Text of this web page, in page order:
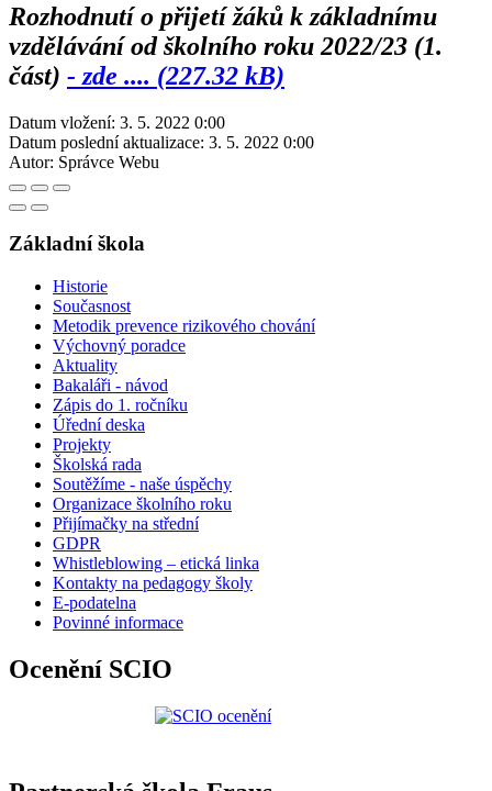
Rozhodnutí o přijetí žáků k základnímu
vzdělávání od školního roku 2022/23 (1.
část) - zde .... (227.32 kB)
Datum vložení: 3. 5. 2022 0:00
Datum poslední aktualizace: 3. 5. 2022 0:00
Autor: Správce Webu
Základní škola
Historie
Současnost
Metodik prevence rizikového chování
Výchovný poradce
Aktuality
Bakaláři - návod
Zápis do 1. ročníku
Úřední deska
Projekty
Školská rada
Soutěžíme - naše úspěchy
Organizace školního roku
Přijímačky na střední
GDPR
Whistleblowing – etická linka
Kontakty na pedagogy školy
E-podatelna
Povinné informace
Ocenění SCIO